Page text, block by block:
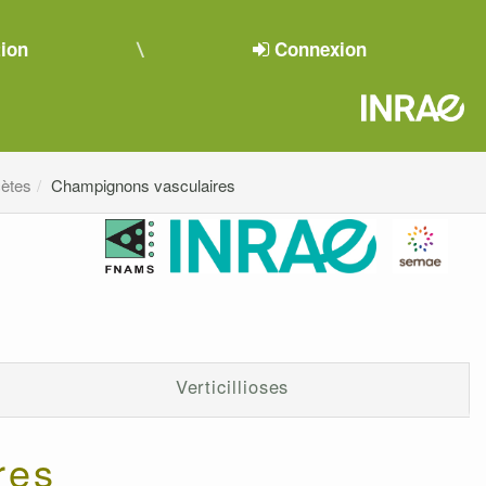
Connexion
Champignons vasculaires
Verticillioses